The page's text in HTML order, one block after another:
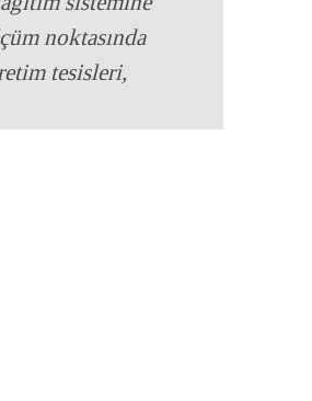
noktasında
tesisleri,